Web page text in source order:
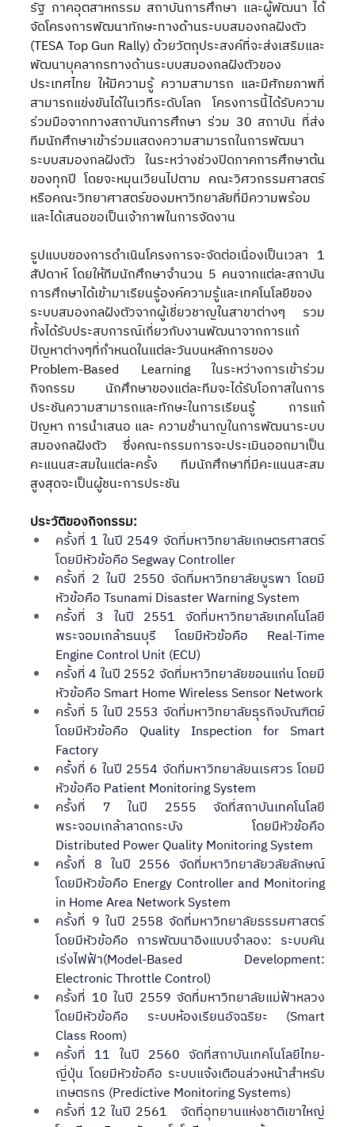
รัฐ ภาคอุตสาหกรรม สถาบันการศึกษา และผู้พัฒนา ได้
จัดโครงการพัฒนาทักษะทางด้านระบบสมองกลฝังตัว
(TESA Top Gun Rally) ด้วยวัตถุประสงค์ที่จะส่งเสริมและ
พัฒนาบุคลากรทางด้านระบบสมองกลฝังตัวของ
ประเทศไทย ให้มีความรู้ ความสามารถ และมีศักยภาพที่
สามารถแข่งขันได้ในเวทีระดับโลก โครงการนี้ได้รับความ
ร่วมมือจากทางสถาบันการศึกษา ร่วม 30 สถาบัน ที่ส่ง
ทีมนักศึกษาเข้าร่วมแสดงความสามารถในการพัฒนา
ระบบสมองกลฝังตัว ในระหว่างช่วงปิดภาคการศึกษาต้น
ของทุกปี โดยจะหมุนเวียนไปตาม คณะวิศวกรรมศาสตร์
หรือคณะวิทยาศาสตร์ของมหาวิทยาลัยที่มีความพร้อม
และได้เสนอขอเป็นเจ้าภาพในการจัดงาน
รูปแบบของการดำเนินโครงการจะจัดต่อเนื่องเป็นเวลา 1
สัปดาห์ โดยให้ทีมนักศึกษาจำนวน 5 คนจากแต่ละสถาบัน
การศึกษาได้เข้ามาเรียนรู้องค์ความรู้และเทคโนโลยีของ
ระบบสมองกลฝังตัวจากผู้เชี่ยวชาญในสาขาต่างๆ รวม
ทั้งได้รับประสบการณ์เกี่ยวกับงานพัฒนาจากการแก้
ปัญหาต่างๆที่กำหนดในแต่ละวันบนหลักการของ
Problem-Based Learning ในระหว่างการเข้าร่วม
กิจกรรม นักศึกษาของแต่ละทีมจะได้รับโอกาสในการ
ประชันความสามารถและทักษะในการเรียนรู้ การแก้
ปัญหา การนำเสนอ และ ความชำนาญในการพัฒนาระบบ
สมองกลฝังตัว ซึ่งคณะกรรมการจะประเมินออกมาเป็น
คะแนนสะสมในแต่ละครั้ง ทีมนักศึกษาที่มีคะแนนสะสม
สูงสุดจะเป็นผู้ชนะการประชัน
ประวัติของกิจกรรม:
ครั้งที่ 1 ในปี 2549 จัดที่มหาวิทยาลัยเกษตรศาสตร์
โดยมีหัวข้อคือ Segway Controller
ครั้งที่ 2 ในปี 2550 จัดที่มหาวิทยาลัยบูรพา โดยมี
หัวข้อคือ Tsunami Disaster Warning System
ครั้งที่ 3 ในปี 2551 จัดที่มหาวิทยาลัยเทคโนโลยี
พระจอมเกล้าธนบุรี โดยมีหัวข้อคือ Real-Time
Engine Control Unit (ECU)
ครั้งที่ 4 ในปี 2552 จัดที่มหาวิทยาลัยขอนแก่น โดยมี
หัวข้อคือ Smart Home Wireless Sensor Network
ครั้งที่ 5 ในปี 2553 จัดที่มหาวิทยาลัยธุรกิจบัณฑิตย์
โดยมีหัวข้อคือ Quality Inspection for Smart
Factory
ครั้งที่ 6 ในปี 2554 จัดที่มหาวิทยาลัยนเรศวร โดยมี
หัวข้อคือ Patient Monitoring System
ครั้งที่ 7 ในปี 2555 จัดที่สถาบันเทคโนโลยี
พระจอมเกล้าลาดกระบัง โดยมีหัวข้อคือ
Distributed Power Quality Monitoring System
ครั้งที่ 8 ในปี 2556 จัดที่มหาวิทยาลัยวลัยลักษณ์
โดยมีหัวข้อคือ Energy Controller and Monitoring
in Home Area Network System
ครั้งที่ 9 ในปี 2558 จัดที่มหาวิทยาลัยธรรมศาสตร์
โดยมีหัวข้อคือ การพัฒนาอิงแบบจำลอง: ระบบคัน
เร่งไฟฟ้า(Model-Based Development:
Electronic Throttle Control)
ครั้งที่ 10 ในปี 2559 จัดที่มหาวิทยาลัยแม่ฟ้าหลวง
โดยมีหัวข้อคือ ระบบห้องเรียนอัจฉริยะ (Smart
Class Room)
ครั้งที่ 11 ในปี 2560 จัดที่สถาบันเทคโนโลยีไทย-
ญี่ปุ่น โดยมีหัวข้อคือ ระบบแจ้งเตือนล่วงหน้าสำหรับ
เกษตรกร (Predictive Monitoring Systems)
ครั้งที่ 12 ในปี 2561   จัดที่อุทยานแห่งชาติเขาใหญ่